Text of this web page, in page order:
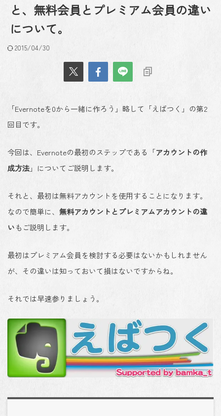
と、無料会員とプレミアム会員の違い
について。
2015/04/30
「Evernoteを0から一緒に作ろう」略して「えばつく」の第2
回目です。
今回は、Evernoteの最初のステップである「アカウントの作
成方法」についてご説明します。
それと、最初は無料アカウントを使用することになります。
なので簡単に、 無料アカウントとプレミアムアカウントの違
いもご説明します。
最初はプレミアム会員を検討する必要はないかもしれません
が、その違いは知っておいて損はないですからね。
それでは早速参りましょう。